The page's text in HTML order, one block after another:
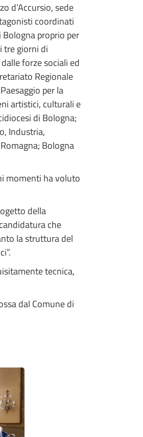
d’Accursio, sede
coordinati
proprio per
tre giorni di
forze sociali ed
Regionale
per la
artistici, culturali e
di Bologna;
Industria,
Bologna
momenti ha voluto
della
che
la struttura del
tecnica,
dal Comune di